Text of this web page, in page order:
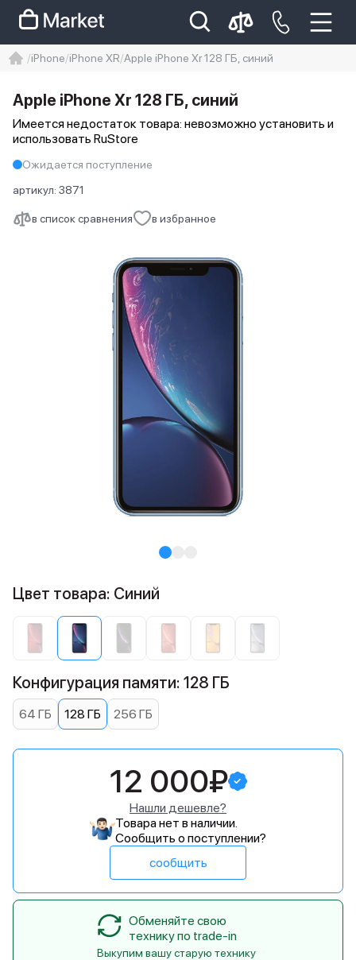
Iphone 14 pro max
айфон 14
iPhone iPhone XR Apple iPhone Xr 128 ГБ, синий
в список сравнения в избранное
Apple iPhone Xr 128 ГБ, синий
Имеется недостаток товара: невозможно установить и
использовать RuStore
Ожидается поступление
артикул: 3871
Цвет товара: Синий
Конфигурация памяти: 128 ГБ
64 ГБ 128 ГБ 256 ГБ
12 000₽
Нашли дешевле?
Товара нет в наличии.
Сообщить о поступлении?
сообщить
Обменяйте свою
технику по trade-in
Выкупим вашу старую технику